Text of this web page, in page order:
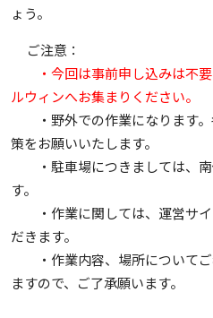
ょう。
ご注意：
・今回は事前申し込みは不
ルウィンへお集まりください。
・野外での作業になります。
策をお願いいたします。
・駐車場につきましては、南
す。
・作業に関しては、運営サイ
だきます。
・作業内容、場所についてご
ますので、ご了承願います。